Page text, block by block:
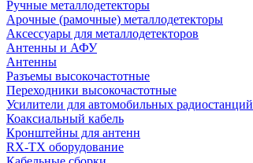
Ручные металлодетекторы
Арочные (рамочные) металлодетекторы
Аксессуары для металлодетекторов
Антенны и АФУ
Антенны
Разъемы высокочастотные
Переходники высокочастотные
Усилители для автомобильных радиостанций
Коаксиальный кабель
Кронштейны для антенн
RX-TX оборудование